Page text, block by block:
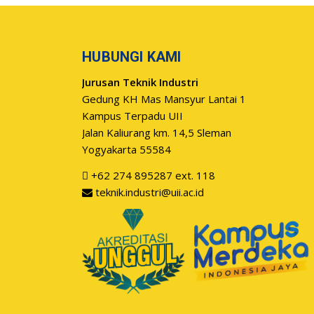
HUBUNGI KAMI
Jurusan Teknik Industri
Gedung KH Mas Mansyur Lantai 1
Kampus Terpadu UII
Jalan Kaliurang km. 14,5 Sleman
Yogyakarta 55584
+62 274 895287 ext. 118
teknik.industri@uii.ac.id